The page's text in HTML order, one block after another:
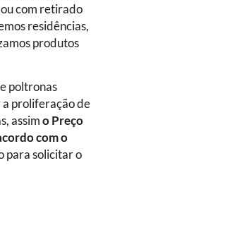
ou com retirado
residências,
produtos
poltronas
proliferação de
assimo Preço
com o
para solicitar o